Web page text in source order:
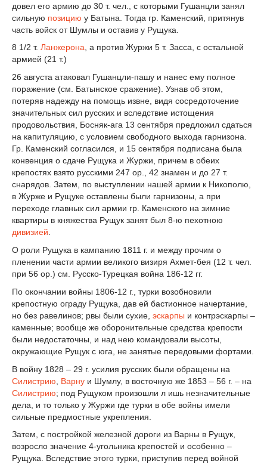
довел его армию до 30 т. чел., с которыми Гушанцли занял
сильную позицию у Батына. Тогда гр. Каменский, притянув
часть войск от Шумлы и оставив у Рущука.
8 1/2 т. Ланжерона, а против Журжи 5 т. Засса, с остальной
армией (21 т.)
26 августа атаковал Гушанцли-пашу и нанес ему полное
поражение (см. Батынское сражение). Узнав об этом,
потеряв надежду на помощь извне, видя сосредоточение
значительных сил русских и вследствие истощения
продовольствия, Босняк-ага 13 сентября предложил сдаться
на капитуляцию, с условием свободного выхода гарнизона.
Гр. Каменский согласился, и 15 сентября подписана была
конвенция о сдаче Рущука и Журжи, причем в обеих
крепостях взято русскими 247 ор., 42 знамен и до 27 т.
снарядов. Затем, по выступлении нашей армии к Никополю,
в Журже и Рущуке оставлены были гарнизоны, а при
переходе главных сил армии гр. Каменского на зимние
квартиры в княжества Рущук занят был 8-ю пехотною
дивизией
О роли Рущука в кампанию 1811 г. и между прочим о
пленении части армии великого визиря Ахмет-бея (12 т. чел.
при 56 ор.) см. Русско-Турецкая война 186-12 гг.
По окончании войны 1806-12 г., турки возобновили
крепостную ограду Рущука, дав ей бастионное начертание,
но без равелинов; рвы были сухие, эскарпы и контрэскарпы –
каменные; вообще же оборонительные средства крепости
были недостаточны, и над нею командовали высоты,
окружающие Рущук с юга, не занятые передовыми фортами.
В войну 1828 – 29 г. усилия русских были обращены на
Силистрию
Варну и Шумлу, в восточную же 1853 – 56 г. – на
Силистрию; под Рущуком произошли л ишь незначительные
дела, и то только у Журжи где турки в обе войны имели
сильные предмостные укрепления.
Затем, с постройкой железной дороги из Варны в Рущук,
возросло значение 4-угольника крепостей и особенно –
Рущука. Вследствие этого турки, приступив перед войной